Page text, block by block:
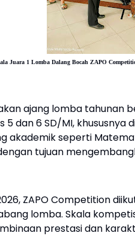
Juara 1 Lomba Dalang Bocah ZAPO
ajang lomba tahunan
5 dan 6 SD/MI, khususnya
akademik seperti
tujuan
ZAPO Competition
lomba. Skala
prestasi dan